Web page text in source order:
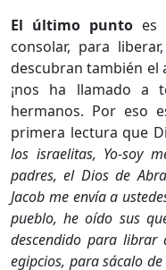
El último puntoes
consolar, para
descubran también el
¡nos ha llamado a
hermanos. Por eso
primera lectura que
los israelitas, Yo-soy
padres, el Dios de
Jacob me envía a
pueblo, he oído sus
descendido para
egipcios, para sácalo